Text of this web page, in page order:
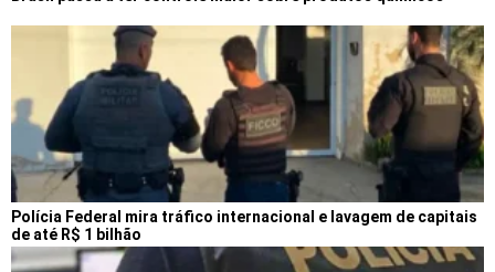
Polícia Federal mira tráfico internacional e lavagem de capitais
de até R$ 1 bilhão